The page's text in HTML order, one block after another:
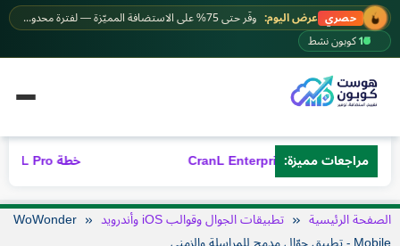
تخطى
إلى
حصري عرض اليوم: وفّر حتى 75% على الاستضافة المميّزة — لفترة محدودة.
17كوبون نشط
مراجعات مميزة:
خطة CranL Enterprise
الصفحة الرئيسية تطبيقات الجوال وقوالب iOS وأندرويد
WoWonder